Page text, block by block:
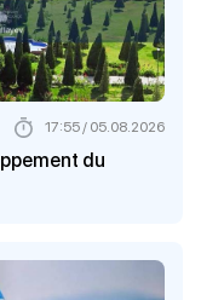
du
17:55 / 05.08.2026